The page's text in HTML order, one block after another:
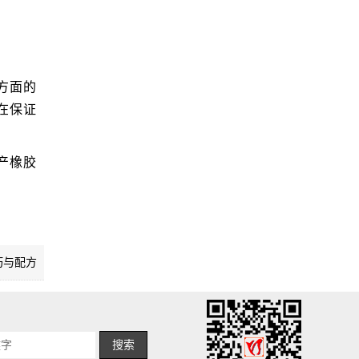
面的
保证
橡胶
与配方
搜索